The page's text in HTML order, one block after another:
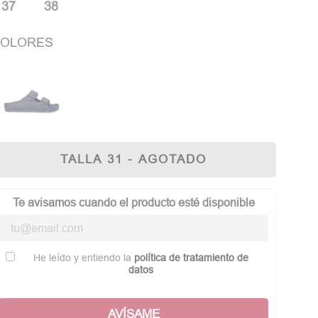
37 38
TALLA 31 - AGOTADO
Te avisamos cuando el producto esté disponible
He leído y entiendo la política de tratamiento de
datos
AVÍSAME